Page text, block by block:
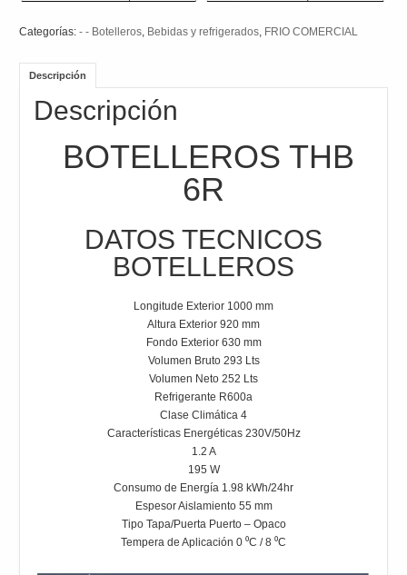
Categorías:- - Botelleros, Bebidas y refrigerados, FRIO COMERCIAL
Descripción
Descripción
BOTELLEROS THB
6R
DATOS TECNICOS
BOTELLEROS
Longitude Exterior 1000 mm
Altura Exterior 920 mm
Fondo Exterior 630 mm
Volumen Bruto 293 Lts
Volumen Neto 252 Lts
Refrigerante R600a
Clase Climática 4
Características Energéticas 230V/50Hz
1.2 A
195 W
Consumo de Energía 1.98 kWh/24hr
Espesor Aislamiento 55 mm
Tipo Tapa/Puerta Puerto – Opaco
Tempera de Aplicación 0 ⁰C / 8 ⁰C